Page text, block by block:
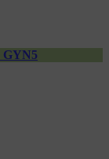
GYN5